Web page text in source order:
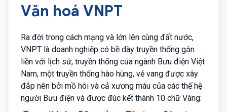
Văn hoá VNPT
Ra đời trong cách mạng và lớn lên cùng đất nước,
VNPT là doanh nghiệp có bề dày truyền thống gắn
liền với lịch sử, truyền thống của ngành Bưu điện Việt
Nam, một truyền thống hào hùng, vẻ vang được xây
đắp nên bởi mồ hôi và cả xương máu của các thế hệ
người Bưu điện và được đúc kết thành 10 chữ Vàng: